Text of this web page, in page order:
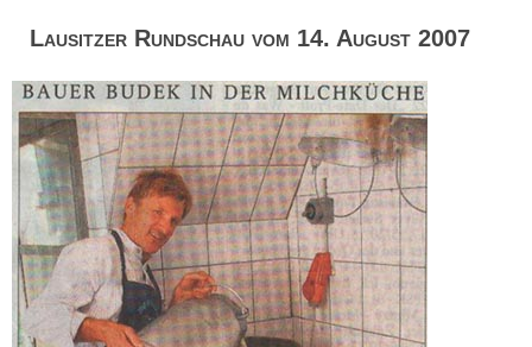
Lausitzer Rundschau vom 14. August 2007